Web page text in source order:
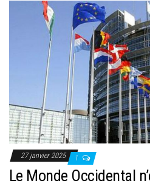
27 janvier 2025 1
Le Monde Occidental